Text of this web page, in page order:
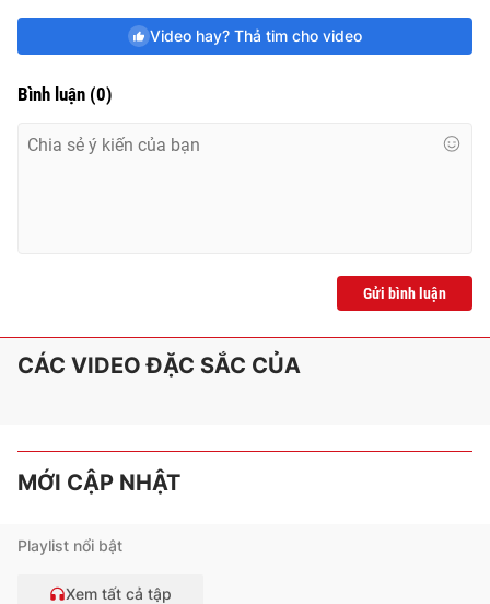
Video hay? Thả tim cho video
Bình luận (0)
Gửi bình luận
CÁC VIDEO ĐẶC SẮC CỦA
MỚI CẬP NHẬT
Playlist nổi bật
Xem tất cả tập